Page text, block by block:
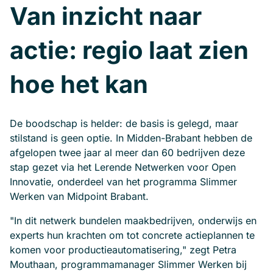
Van inzicht naar
actie: regio laat zien
hoe het kan
De boodschap is helder: de basis is gelegd, maar
stilstand is geen optie. In Midden-Brabant hebben de
afgelopen twee jaar al meer dan 60 bedrijven deze
stap gezet via het Lerende Netwerken voor Open
Innovatie, onderdeel van het programma Slimmer
Werken van Midpoint Brabant.
"In dit netwerk bundelen maakbedrijven, onderwijs en
experts hun krachten om tot concrete actieplannen te
komen voor productieautomatisering," zegt Petra
Mouthaan, programmamanager Slimmer Werken bij